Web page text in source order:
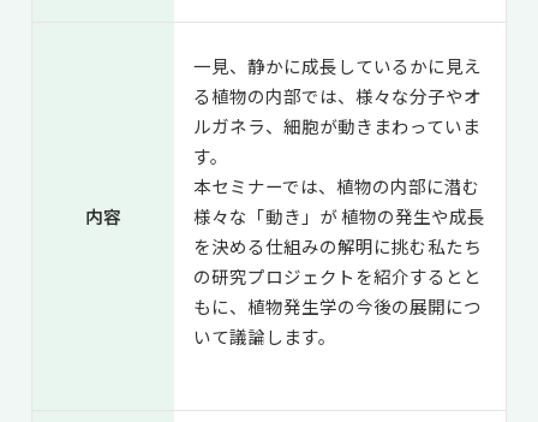
内容
一見、静かに成長しているかに見え
る植物の内部では、様々な分子やオ
ルガネラ、細胞が動きまわっていま
す。
本セミナーでは、植物の内部に潜む
様々な「動き」が 植物の発生や成長
を決める仕組みの解明に挑む私たち
の研究プロジェクトを紹介するとと
もに、植物発生学の今後の展開につ
いて議論します。